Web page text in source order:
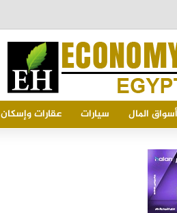
أسواق المال سيارات عقارات وإسكان